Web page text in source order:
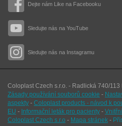
Dejte nám Like na Facebooku
Sledujte nás na YouTube
Sledujte nás na Instagramu
Coloplast Czech s.r.o. - Radlická 740/113
Zásady používání souborů cookie -
aspekty - Coloplast products - návod k
EU - Informační leták pro pacienty -
Coloplast Czech s.r.o - Mapa stránek -